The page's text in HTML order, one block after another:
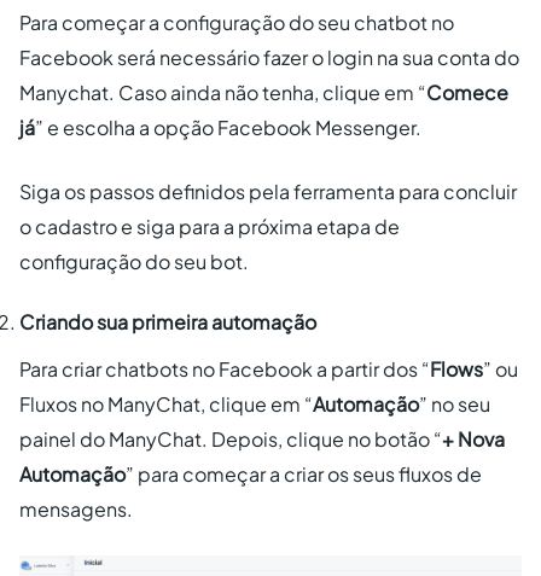
Para começar a configuração do seu chatbot no
Facebook será necessário fazer o login na sua conta do
Manychat. Caso ainda não tenha, clique em “Comece
já” e escolha a opção Facebook Messenger.
Siga os passos definidos pela ferramenta para concluir
o cadastro e siga para a próxima etapa de
configuração do seu bot.
Criando sua primeira automação
Para criar chatbots no Facebook a partir dos “Flows” ou
Fluxos no ManyChat, clique em “Automação” no seu
painel do ManyChat. Depois, clique no botão “+ Nova
Automação” para começar a criar os seus fluxos de
mensagens.